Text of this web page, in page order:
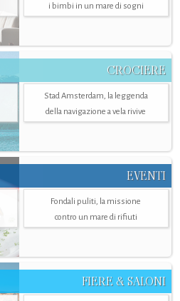
i bimbi in un mare di sogni
CROCIERE
Stad Amsterdam, la leggenda
della navigazione a vela rivive
EVENTI
Fondali puliti, la missione
contro un mare di rifiuti
FIERE & SALONI